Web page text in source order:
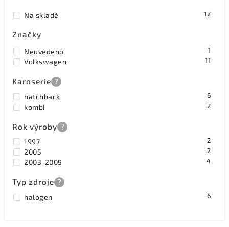
Na skladě 12
Značky
Neuvedeno 1
Volkswagen 11
Karoserie ?
hatchback 6
kombi 2
Rok výroby ?
1997 2
2005 2
2003-2009 4
Typ zdroje ?
halogen 6